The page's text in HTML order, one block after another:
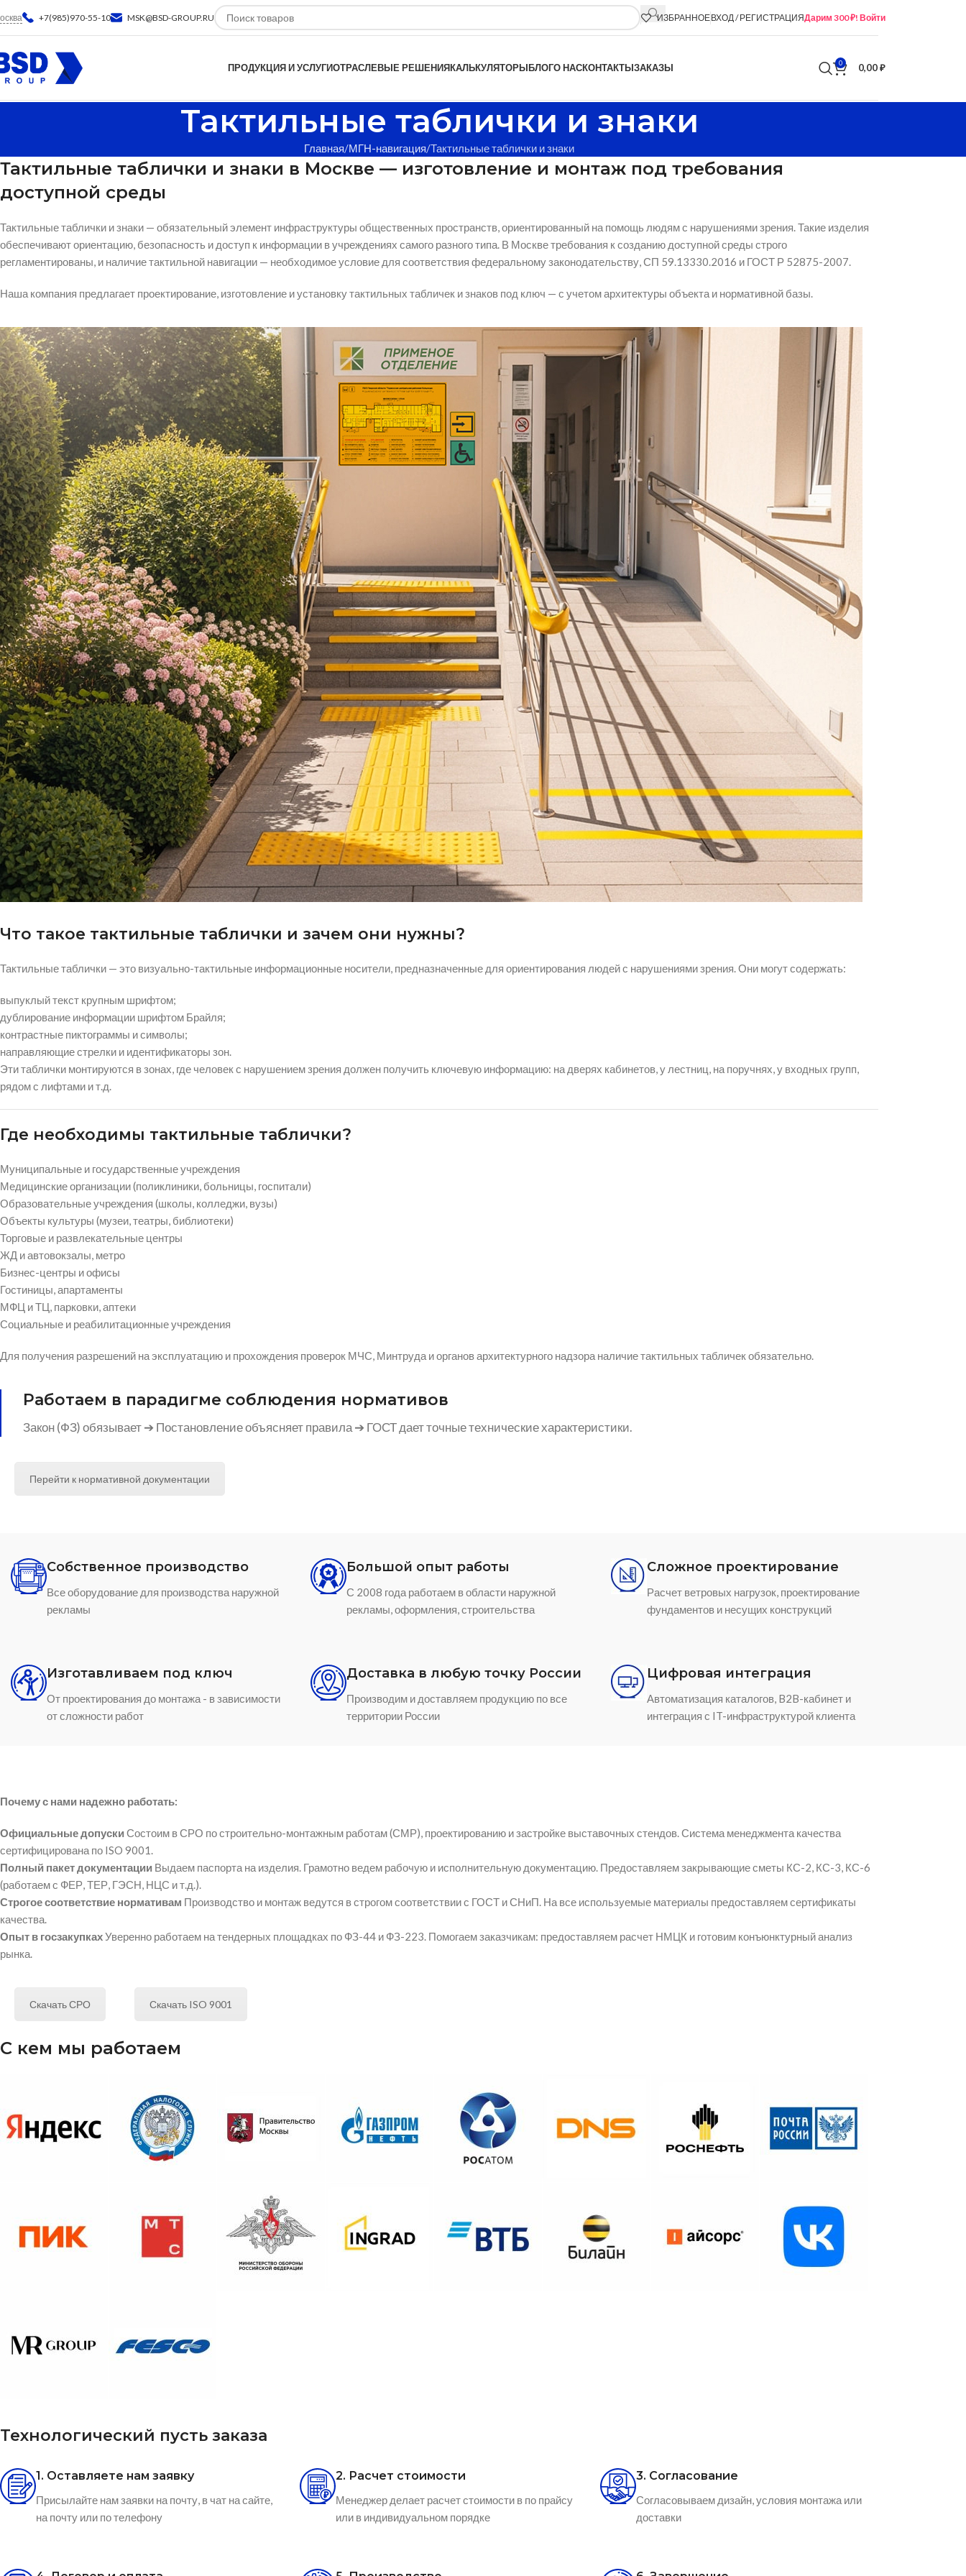
+7(985)970-55-10 MSK@BSD-GROUP.RU ИЗБРАННОЕВХОД / РЕГИСТРАЦИЯДарим 300 ₽! Войти
ПРОДУКЦИЯ И УСЛУГИОТРАСЛЕВЫЕ РЕШЕНИЯКАЛЬКУЛЯТОРЫБЛОГО НАСКОНТАКТЫЗАКАЗЫ 0 0,00₽
Тактильные таблички и знаки
Главная МГН-навигация Тактильные таблички и знаки
Тактильные таблички и знаки в Москве — изготовление и монтаж под требования
доступной среды
Тактильные таблички и знаки — обязательный элемент инфраструктуры общественных пространств, ориентированный на помощь людям с нарушениями зрения. Такие изделия
обеспечивают ориентацию, безопасность и доступ к информации в учреждениях самого разного типа. В Москве требования к созданию доступной среды строго
регламентированы, и наличие тактильной навигации — необходимое условие для соответствия федеральному законодательству, СП 59.13330.2016 и ГОСТ Р 52875-2007.
Наша компания предлагает проектирование, изготовление и установку тактильных табличек и знаков под ключ — с учетом архитектуры объекта и нормативной базы.
Что такое тактильные таблички и зачем они нужны?
Тактильные таблички — это визуально-тактильные информационные носители, предназначенные для ориентирования людей с нарушениями зрения. Они могут содержать:
выпуклый текст крупным шрифтом;
дублирование информации шрифтом Брайля;
контрастные пиктограммы и символы;
направляющие стрелки и идентификаторы зон.
Эти таблички монтируются в зонах, где человек с нарушением зрения должен получить ключевую информацию: на дверях кабинетов, у лестниц, на поручнях, у входных групп,
рядом с лифтами и т.д.
Где необходимы тактильные таблички?
Муниципальные и государственные учреждения
Медицинские организации (поликлиники, больницы, госпитали)
Образовательные учреждения (школы, колледжи, вузы)
Объекты культуры (музеи, театры, библиотеки)
Торговые и развлекательные центры
ЖД и автовокзалы, метро
Бизнес-центры и офисы
Гостиницы, апартаменты
МФЦ и ТЦ, парковки, аптеки
Социальные и реабилитационные учреждения
Для получения разрешений на эксплуатацию и прохождения проверок МЧС, Минтруда и органов архитектурного надзора наличие тактильных табличек обязательно.
Работаем в парадигме соблюдения нормативов
Закон (ФЗ) обязывает ➔ Постановление объясняет правила ➔ ГОСТ дает точные технические характеристики.
Перейти к нормативной документации
Собственное производство
Все оборудование для производства наружной
рекламы
Большой опыт работы
С 2008 года работаем в области наружной
рекламы, оформления, строительства
Сложное проектирование
Расчет ветровых нагрузок, проектирование
фундаментов и несущих конструкций
Изготавливаем под ключ
От проектирования до монтажа - в зависимости
от сложности работ
Доставка в любую точку России
Производим и доставляем продукцию по все
территории России
Цифровая интеграция
Автоматизация каталогов, B2B-кабинет и
интеграция с IT-инфраструктурой клиента
Почему с нами надежно работать:
Официальные допускиСостоим в СРО по строительно-монтажным работам (СМР), проектированию и застройке выставочных стендов. Система менеджмента качества
сертифицирована по ISO 9001.
Полный пакет документации Выдаем паспорта на изделия. Грамотно ведем рабочую и исполнительную документацию. Предоставляем закрывающие сметы КС-2, КС-3, КС-6
(работаем с ФЕР, ТЕР, ГЭСН, НЦС и т.д.).
Строгое соответствие нормативам Производство и монтаж ведутся в строгом соответствии с ГОСТ и СНиП. На все используемые материалы предоставляем сертификаты
качества.
Опыт в госзакупкахУверенно работаем на тендерных площадках по ФЗ-44 и ФЗ-223. Помогаем заказчикам: предоставляем расчет НМЦК и готовим конъюнктурный анализ
рынка.
Скачать СРО Скачать ISO 9001
С кем мы работаем
Технологический пусть заказа
1. Оставляете нам заявку
Присылайте нам заявки на почту, в чат на сайте,
на почту или по телефону
2. Расчет стоимости
Менеджер делает расчет стоимости в по прайсу
или в индивидуальном порядке
3. Согласование
Согласовываем дизайн, условия монтажа или
доставки